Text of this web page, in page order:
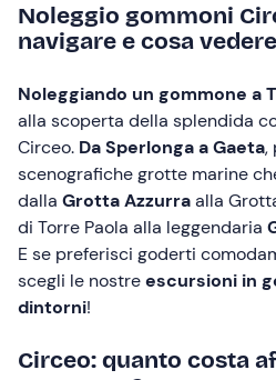
Noleggio gommoni
navigare e cosa vedere
Noleggiando un gommone a
alla scoperta della splendida
Circeo. Da Sperlonga a Gaeta,
scenografiche grotte marine
dalla Grotta Azzurraalla
di Torre Paola alla leggendaria
E se preferisci goderti
scegli le nostreescursioni in
dintorni!
Circeo: quanto costa